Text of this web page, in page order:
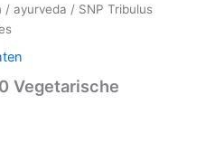
/ ayurveda / SNP Tribulus
Vegetarische